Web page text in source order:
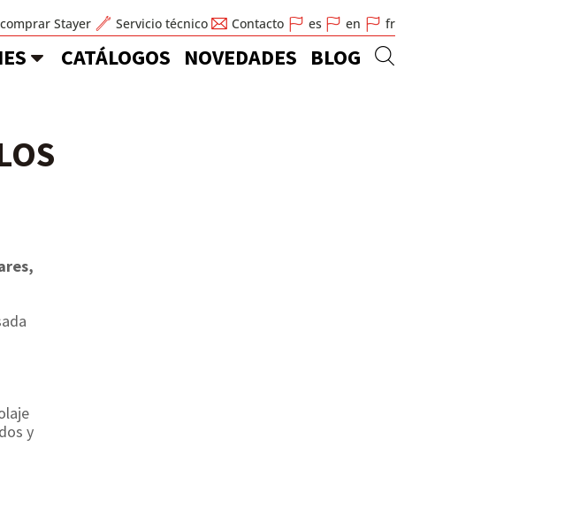
Stayer Servicio técnico Contacto es en fr
CATÁLOGOS NOVEDADES BLOG
y